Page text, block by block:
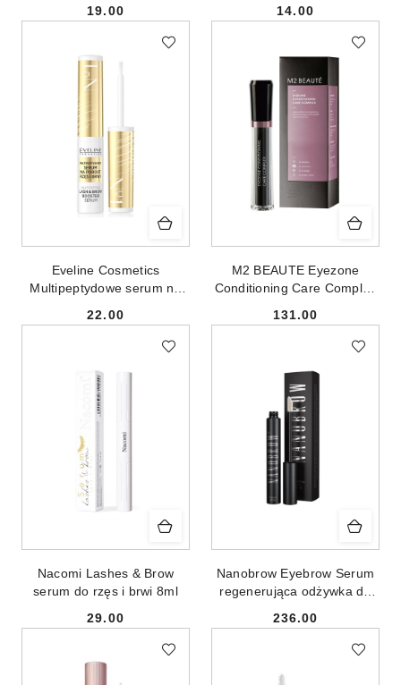
Cena:
19.00
Cena:
14.00
Eveline Cosmetics
Multipeptydowe serum na
Cena:
22.00
M2 BEAUTE Eyezone
Conditioning Care Complex
rzęs i brwi 8ml
Cena:
131.00
Nacomi Lashes & Brow
serum do rzęs i brwi 8ml
Cena:
29.00
Nanobrow Eyebrow Serum
regenerująca odżywka do
Cena:
236.00